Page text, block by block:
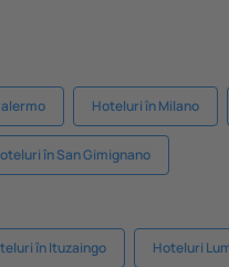
Hoteluri în Milano
în San Gimignano
în Ituzaingo Hoteluri